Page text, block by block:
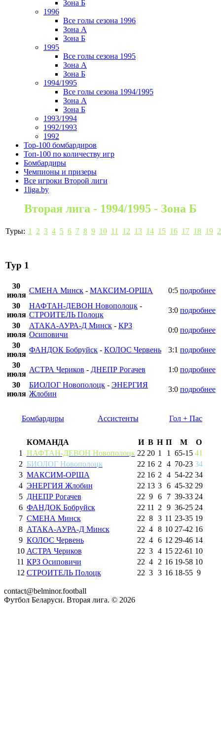
Зона Б
1996
Все голы сезона 1996
Зона А
Зона Б
1995
Все голы сезона 1995
Зона А
Зона Б
1994/1995
Все голы сезона 1994/1995
Зона А
Зона Б
1993/1994
1992/1993
1992
Top-100 бомбардиров
Топ-100 по количеству игр
Бомбардиры
Чемпионы и призеры
Все игроки Второй лиги
1liga.by
Вторая лига - 1994/1995 - Зона Б
Туры: 1 2 3 4 5 6 7 8 9 10 11 12 13 14 15 16 17 18 19
Тур 1
30
июля
СМЕНА Минск - МАКСИМ-ОРША 0:5 подробнее
30
июля
НАФТАН-ДЕВОН Новополоцк -
СТРОИТЕЛЬ Полоцк
3:0 подробнее
30
июля
АТАКА-АУРА-Д Минск - КРЗ
Осиповичи
0:0 подробнее
30
июля
ФАНДОК Бобруйск - КОЛОС Червень 3:1 подробнее
30
июля
АСТРА Чериков - ДНЕПР Рогачев 1:0 подробнее
30
июля
БИОЛОГ Новополоцк - ЭНЕРГИЯ
Жлобин
3:0 подробнее
Бомбардиры Ассистенты Гол + Пас
КОМАНДА И В Н П М
О
1
НАФТАН-ДЕВОН Новополоцк 22 20 1 1 65-15 41
2 БИОЛОГ Новополоцк 22 16 2 4 70-23 34
3 МАКСИМ-ОРША 22 16 2 4 54-22 34
4 ЭНЕРГИЯ Жлобин 22 13 3 6 45-32 29
5 ДНЕПР Рогачев 22 9 6 7 39-33 24
6 ФАНДОК Бобруйск 22 11 2 9 36-25 24
7 СМЕНА Минск 22 8 3 11 23-35 19
8 АТАКА-АУРА-Д Минск 22 4 8 10 27-42 16
9 КОЛОС Червень 22 4 6 12 29-46 14
10 АСТРА Чериков 22 3 4 15 22-61 10
11 КРЗ Осиповичи 22 4 2 16 19-58 10
12 СТРОИТЕЛЬ Полоцк 22 3 3 16 18-55 9
contact@belminor.football
Футбол Беларуси. Вторая лига. © 2026